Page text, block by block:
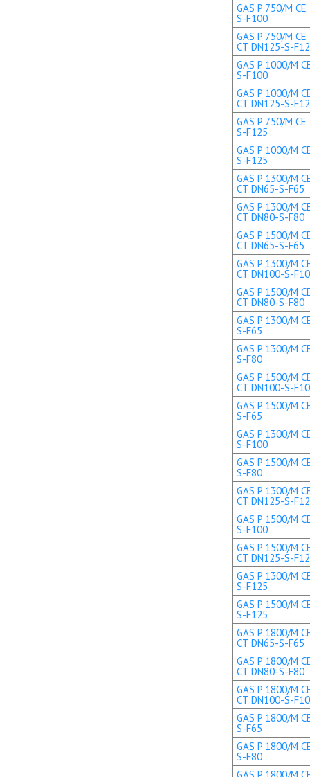
GAS P 750/M
S-F100
GAS P 750/M CE
CT DN125-S-
GAS P 1000/M
S-F100
GAS P 1000/M
CT DN125-S-
GAS P 750/M
S-F125
GAS P 1000/M
S-F125
GAS P 1300/M
CT DN65-S-F65
GAS P 1300/M
CT DN80-S-F80
GAS P 1500/M
CT DN65-S-F65
GAS P 1300/M
CT DN100-S-
GAS P 1500/M
CT DN80-S-F80
GAS P 1300/M
S-F65
GAS P 1300/M
S-F80
GAS P 1500/M
CT DN100-S-
GAS P 1500/M
S-F65
GAS P 1300/M
S-F100
GAS P 1500/M
S-F80
GAS P 1300/M
CT DN125-S-
GAS P 1500/M
S-F100
GAS P 1500/M
CT DN125-S-
GAS P 1300/M
S-F125
GAS P 1500/M
S-F125
GAS P 1800/M
CT DN65-S-F65
GAS P 1800/M
CT DN80-S-F80
GAS P 1800/M
CT DN100-S-
GAS P 1800/M
S-F65
GAS P 1800/M
S-F80